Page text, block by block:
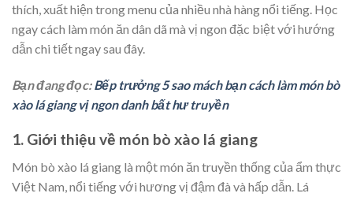
thích, xuất hiện trong menu của nhiều nhà hàng nổi tiếng. Học
ngay cách làm món ăn dân dã mà vị ngon đặc biệt với hướng
dẫn chi tiết ngay sau đây.
Bạn đang đọc:Bếp trưởng 5 sao mách bạn cách làm món bò
xào lá giang vị ngon danh bất hư truyền
1. Giới thiệu về món bò xào lá giang
Món bò xào lá giang là một món ăn truyền thống của ẩm thực
Việt Nam, nổi tiếng với hương vị đậm đà và hấp dẫn. Lá